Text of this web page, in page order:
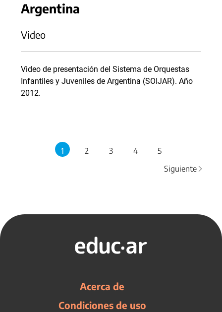
Argentina
Video
Video de presentación del Sistema de Orquestas
Infantiles y Juveniles de Argentina (SOIJAR). Año
2012.
1 2 3 4
5
Siguiente
Acerca de
Condiciones de uso